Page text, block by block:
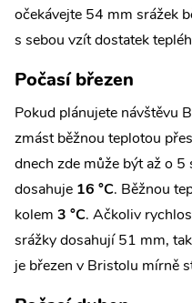
očekávejte 54 mm srážek
s sebou vzít dostatek
Počasí březen
Pokud plánujete návštěvu
zmást běžnou teplotou
dnech zde může být až o
dosahuje 16 °C. Běžnou
kolem 3 °C. Ačkoliv
srážky dosahují 51 mm,
je březen v Bristolu mírně